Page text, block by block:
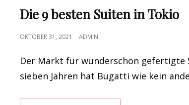
ADOLF
HITLER“
LINKS
Die 9 besten Suiten in Tokio
POSTED
OKTOBER 31, 2021 ADMIN
Der Markt für wunderschön
sieben Jahren hat Bugatti wie kein